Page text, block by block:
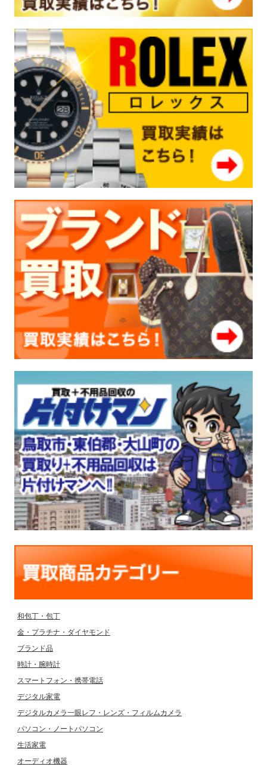
和包丁・包丁
金・プラチナ・ダイヤモンド
ブランド品
時計・腕時計
スマートフォン・携帯電話
デジタル家電
デジタルカメラ一眼レフ・レンズ・フィルムカメラ
パソコン・ノートパソコン
生活家電
オーディオ機器